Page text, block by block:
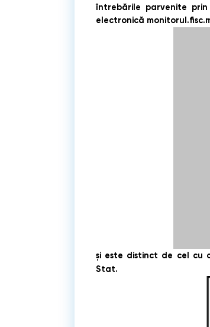
întrebările parvenite
electronică
şi este distinct de cel cu
Stat.